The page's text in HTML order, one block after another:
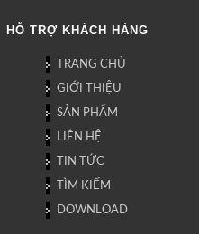
HỖ TRỢ KHÁCH HÀNG
TRANG CHỦ
GIỚI THIỆU
SẢN PHẨM
LIÊN HỆ
TIN TỨC
TÌM KIẾM
DOWNLOAD